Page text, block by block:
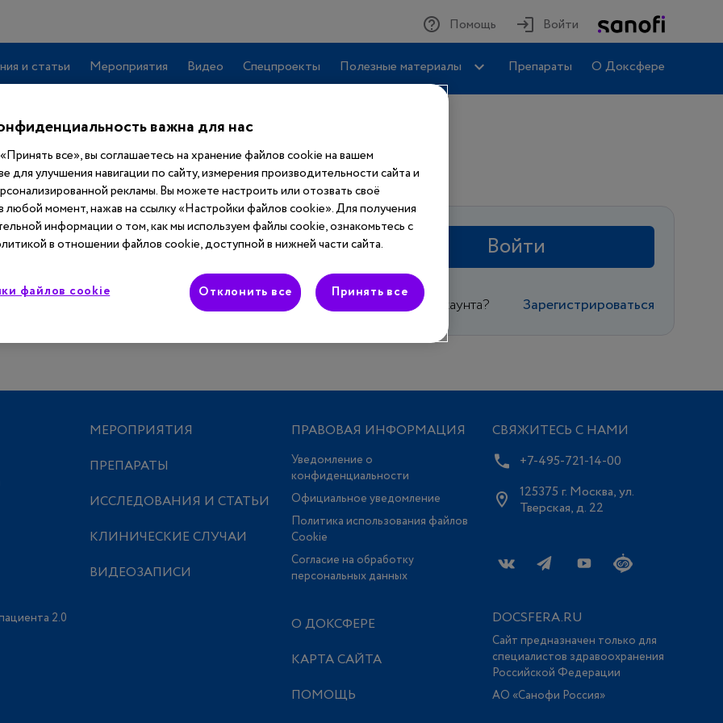
Помощь Войти
и статьи Мероприятия Видео Спецпроекты Полезные материалы Препараты О Доксфере
полный Войти
Еще нет аккаунта? Зарегистрироваться
2.0
МЕРОПРИЯТИЯ
ПРЕПАРАТЫ
ИССЛЕДОВАНИЯ И СТАТЬИ
КЛИНИЧЕСКИЕ СЛУЧАИ
ВИДЕОЗАПИСИ
ПРАВОВАЯ ИНФОРМАЦИЯ
Уведомление о
конфиденциальности
Официальное уведомление
Политика использования файлов
Сookie
Согласие на обработку
персональных данных
О ДОКСФЕРЕ
КАРТА САЙТА
ПОМОЩЬ
СВЯЖИТЕСЬ С НАМИ
+7-495-721-14-00
125375 г. Москва, ул.
Тверская, д. 22
DOCSFERA.RU
Сайт предназначен только для
специалистов здравоохранения
Российской Федерации
АО «Санофи Россия»
важна для нас
все», вы соглашаетесь на хранение файлов cookie на вашем
для улучшения навигации по сайту, измерения производительности сайта и
рекламы. Вы можете настроить или отозвать своё
любой момент, нажав на ссылку «Настройки файлов cookie». Для получения
информации о том, как мы используем файлы cookie, ознакомьтесь с
в отношении файлов cookie, доступной в нижней части сайта.
файлов cookie Отклонить все Принять все